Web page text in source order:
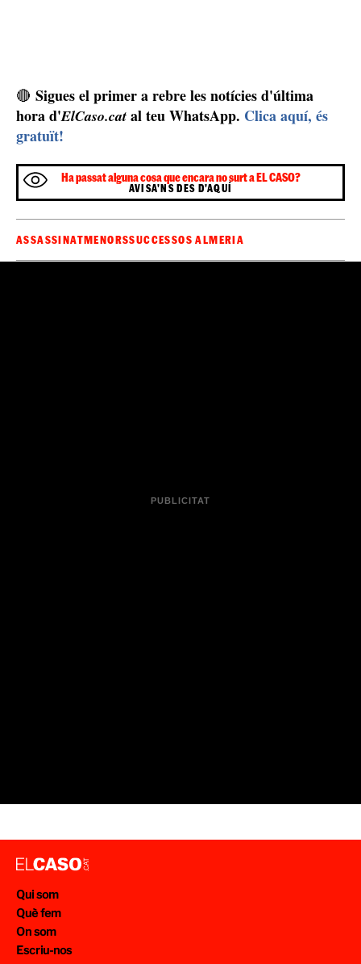
🔴 Sigues el primer a rebre les notícies d'última
hora d'ElCaso.cat al teu WhatsApp. Clica aquí, és
gratuït!
Ha passat alguna cosa que encara no surt a EL CASO?
AVISA'NS DES D'AQUÍ
ASSASSINATMENORSSUCCESSOS ALMERIA
Qui som
Què fem
On som
Escriu-nos